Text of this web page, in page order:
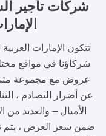
شركات تأجير
تتكون الإمارات
شركاؤنا في مواقع
عروض مع مجموعة
عن أضرار التصادم ،
الأميال – والعديد
ضمن سعر العرض ، يتم